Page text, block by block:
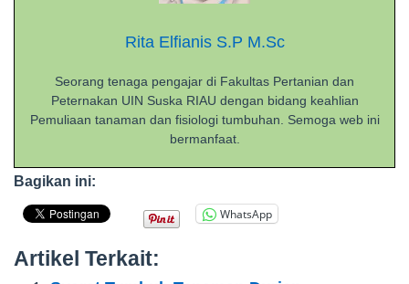
Rita Elfianis S.P M.Sc
Seorang tenaga pengajar di Fakultas Pertanian dan
Peternakan UIN Suska RIAU dengan bidang keahlian
Pemuliaan tanaman dan fisiologi tumbuhan. Semoga web ini
bermanfaat.
Bagikan ini:
WhatsApp
Artikel Terkait: